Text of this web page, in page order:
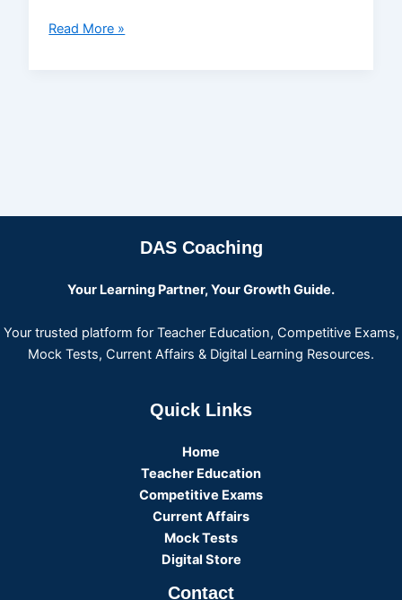
Read More »
DAS Coaching
Your Learning Partner, Your Growth Guide.
Your trusted platform for Teacher Education, Competitive Exams,
Mock Tests, Current Affairs & Digital Learning Resources.
Quick Links
Home
Teacher Education
Competitive Exams
Current Affairs
Mock Tests
Digital Store
Contact